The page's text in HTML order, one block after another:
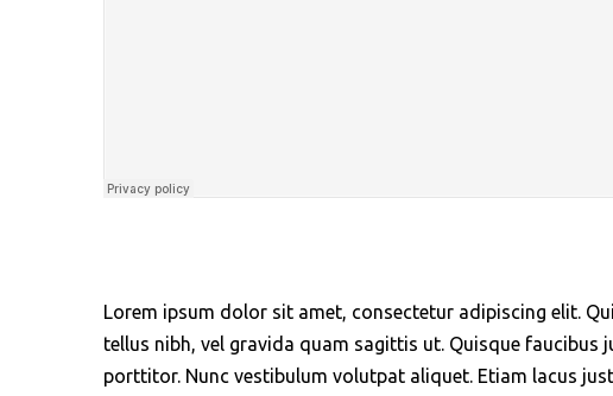
Lorem ipsum dolor sit amet, consectetur adipiscing elit.
tellus nibh, vel gravida quam sagittis ut. Quisque faucibus
porttitor. Nunc vestibulum volutpat aliquet. Etiam lacus